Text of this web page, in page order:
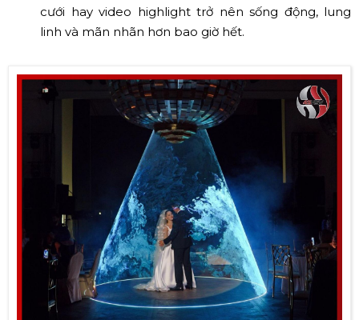
cưới hay video highlight trở nên sống động, lung
linh và mãn nhãn hơn bao giờ hết.